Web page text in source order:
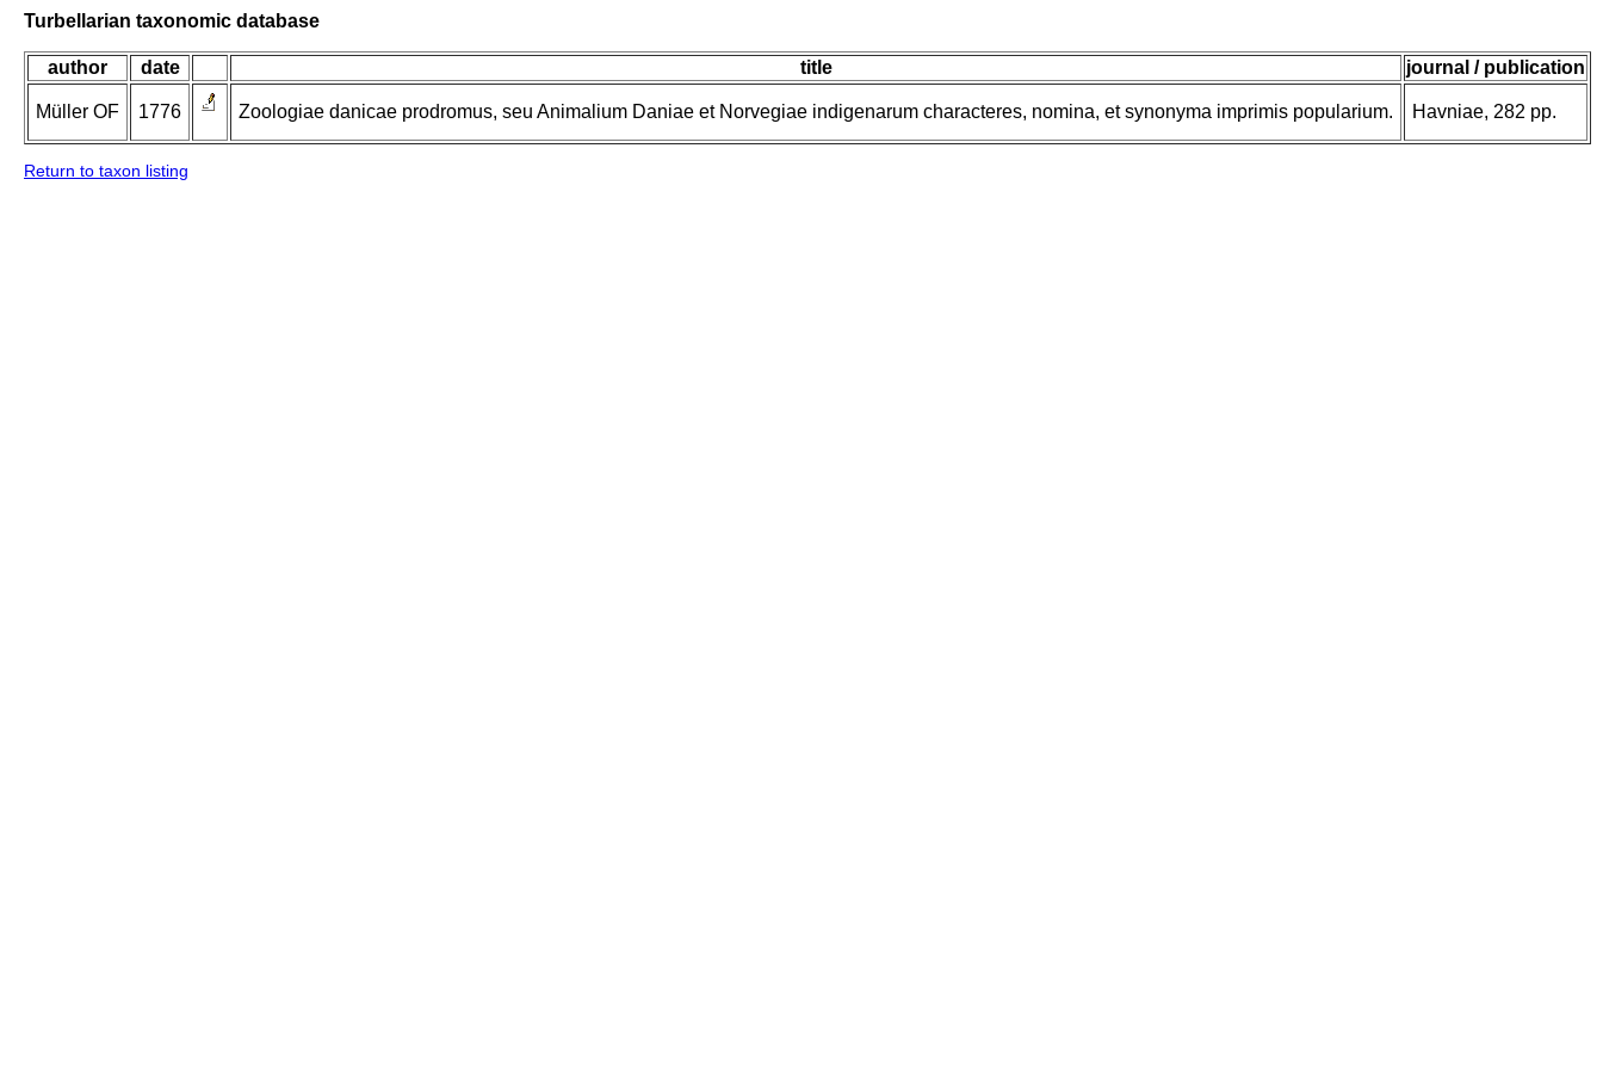
Turbellarian taxonomic database
author date title journal / publication
Müller OF 1776 Zoologiae danicae prodromus, seu Animalium Daniae et Norvegiae indigenarum characteres, nomina, et synonyma imprimis popularium. Havniae, 282 pp.
Return to taxon listing